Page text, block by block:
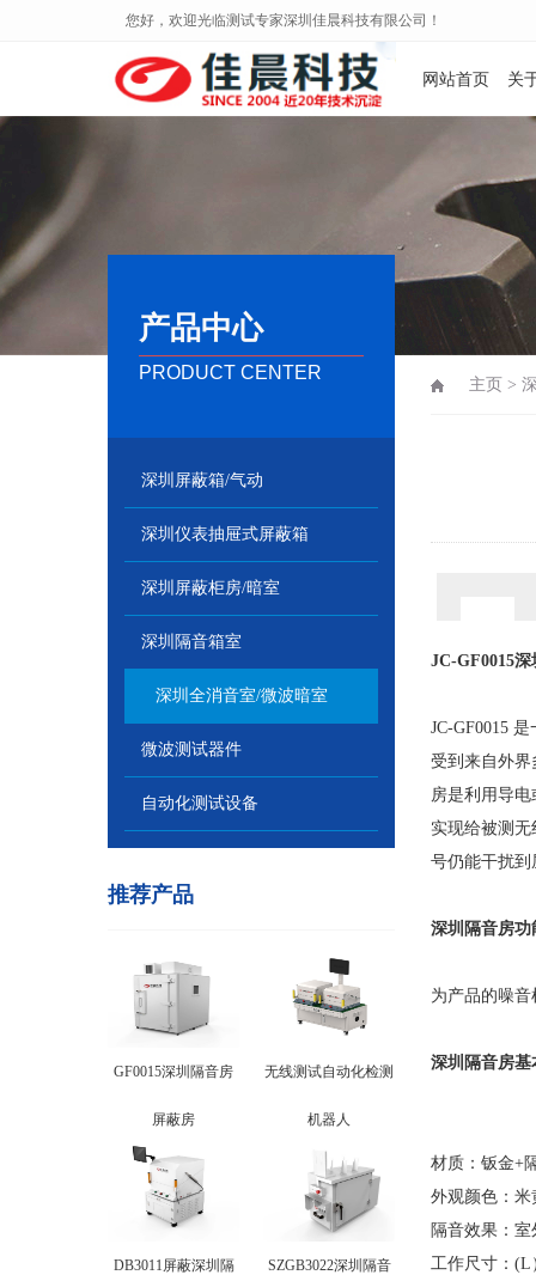
您好，欢迎光临测试专家深圳佳晨科技有限公司！
网站首页 关
产品中心
PRODUCT CENTER
深圳屏蔽箱/气动
深圳仪表抽屉式屏蔽箱
深圳屏蔽柜房/暗室
深圳隔音箱室
深圳全消音室/微波暗室
微波测试器件
自动化测试设备
推荐产品
GF0015深圳隔音房
屏蔽房
无线测试自动化检测
机器人
DB3011屏蔽深圳隔 SZGB3022深圳隔音
主页 >
JC-GF0015
JC-GF0015 是
受到来自外
房是利用导
实现给被测
号仍能干扰
深圳隔音房
为产品的噪
深圳隔音房基
材质：钣金+
外观颜色：米
隔音效果：室
工作尺寸：(L